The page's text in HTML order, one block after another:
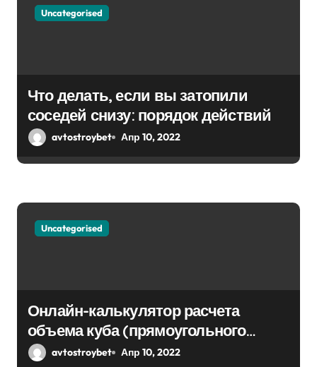
Uncategorised
Что делать, если вы затопили
соседей снизу: порядок действий
avtostroybet Апр 10, 2022
Uncategorised
Онлайн-калькулятор расчета
объема куба (прямоугольного
парралепипеда)
avtostroybet Апр 10, 2022